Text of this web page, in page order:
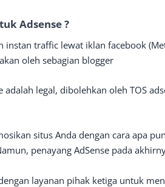
Adsense ?
traffic lewat iklan facebook
oleh sebagian blogger
legal, dibolehkan oleh TOS
situs Anda dengan cara apa
penayang AdSense pada
layanan pihak ketiga untuk